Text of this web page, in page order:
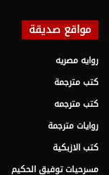
مواقع صديقة
روايه مصريه
كتب مترجمة
كتب مترجمه
روايات مترجمة
كتب الازبكية
مسرحيات توفيق الحكيم